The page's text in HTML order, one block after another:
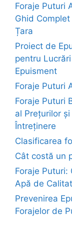
Foraje Puturi
Ghid
Țara
Proiect de
pentru
Epuisment
Foraje Puturi
Foraje Puturi
al Prețurilor
Întreținere
Clasificarea
Cât costă un
Foraje Puturi:
Apă de
Prevenirea
Forajelor de